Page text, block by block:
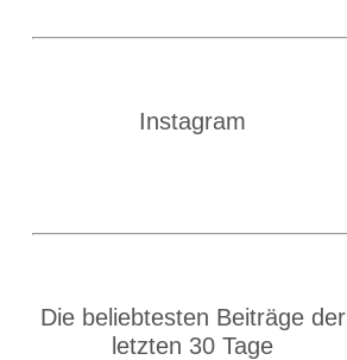
Instagram
Die beliebtesten Beiträge der
letzten 30 Tage